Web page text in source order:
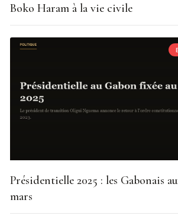
Boko Haram à la vie civile
Présidentielle 2025 : les Gabonais
mars